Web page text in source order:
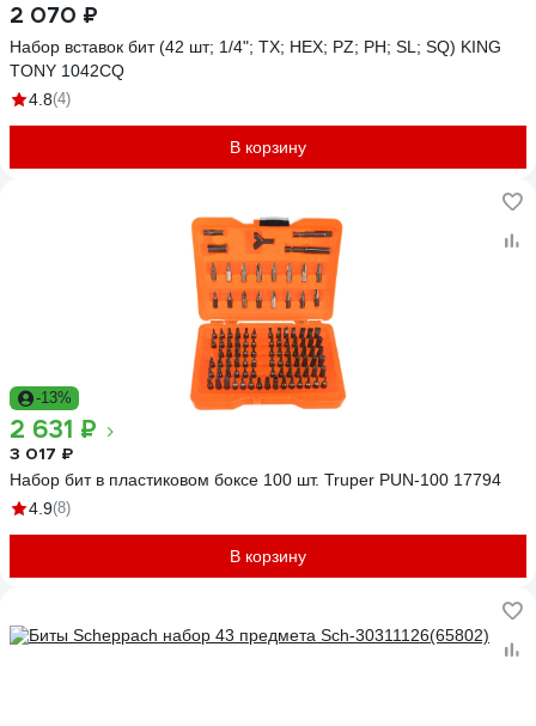
2 070 ₽
Набор вставок бит (42 шт; 1/4"; TX; HEX; PZ; PH; SL; SQ) KING
TONY 1042CQ
4.8(4)
В корзину
-13%
2 631 ₽
3 017 ₽
Набор бит в пластиковом боксе 100 шт. Truper PUN-100 17794
4.9(8)
В корзину